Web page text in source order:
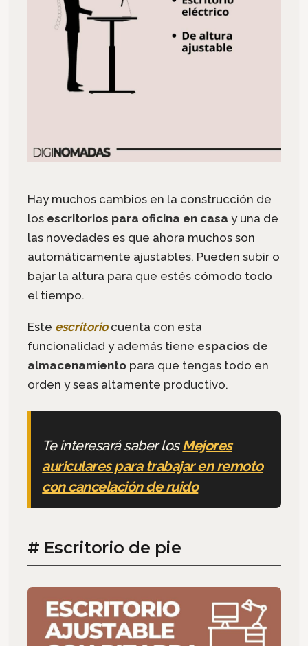
Hay muchos cambios en la construcción de
los escritorios para oficina en casa y una de
las novedades es que ahora muchos son
automáticamente ajustables. Pueden subir o
bajar la altura para que estés cómodo todo
el tiempo.
Este escritorio cuenta con esta
funcionalidad y además tiene espacios de
almacenamiento para que tengas todo en
orden y seas altamente productivo.
Te interesará saber losMejores
auriculares para trabajar en remoto
con cancelación de ruido
# Escritorio de pie